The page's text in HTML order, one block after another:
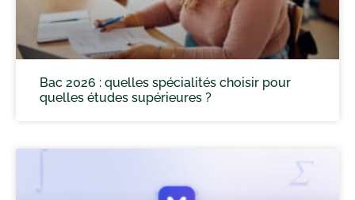
Bac 2026 : quelles spécialités choisir pour
quelles études supérieures ?